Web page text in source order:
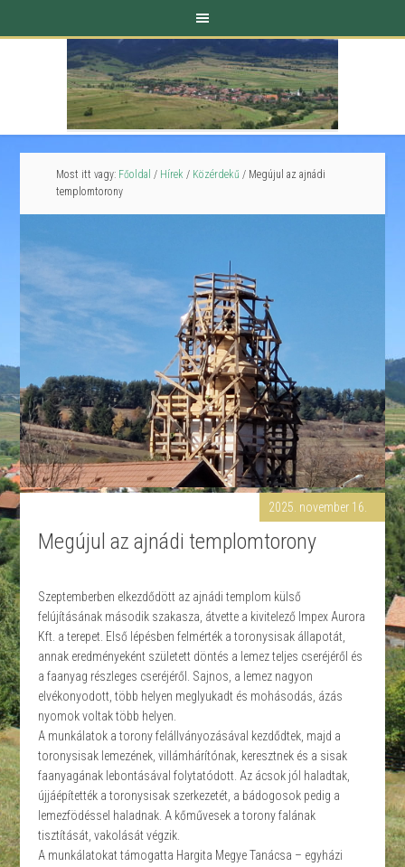
Most itt vagy: Főoldal / Hírek / Közérdekű / Megújul az ajnádi
templomtorony
2025. november 16.
Megújul az ajnádi templomtorony
Szeptemberben elkezdődött az ajnádi templom külső
felújításának második szakasza, átvette a kivitelező Impex Aurora
Kft. a terepet. Első lépésben felmérték a toronysisak állapotát,
annak eredményeként született döntés a lemez teljes cseréjéről és
a faanyag részleges cseréjéről. Sajnos, a lemez nagyon
elvékonyodott, több helyen meglyukadt és mohásodás, ázás
nyomok voltak több helyen.
A munkálatok a torony felállványozásával kezdődtek, majd a
toronysisak lemezének, villámhárítónak, keresztnek és a sisak
faanyagának lebontásával folytatódott. Az ácsok jól haladtak,
újjáépítették a toronysisak szerkezetét, a bádogosok pedig a
lemezfödéssel haladnak. A kőművesek a torony falának
tisztítását, vakolását végzik.
A munkálatokat támogatta Hargita Megye Tanácsa – egyházi